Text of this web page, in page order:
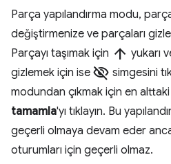
Parça yapılandırma modu,
değiştirmenize ve parçaları
Parçayı taşımak için arrow_upward yukarı
gizlemek için ise visibility_off simgesini
modundan çıkmak için en alttaki
tamamla'yı tıklayın. Bu
geçerli olmaya devam eder
oturumları için geçerli olmaz.